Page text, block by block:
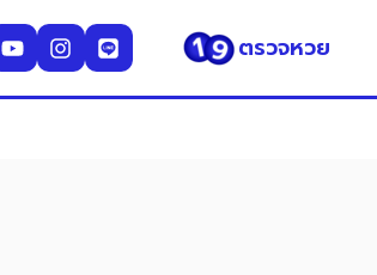
ตรวจหวย